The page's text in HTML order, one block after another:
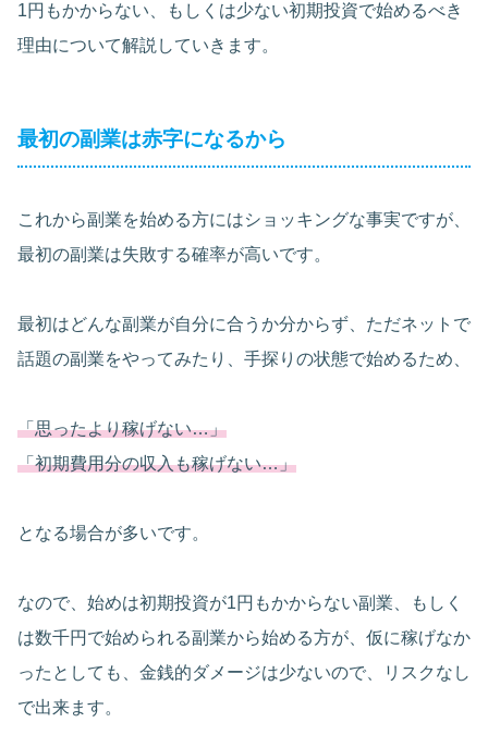
1円もかからない、もしくは少ない初期投資で始めるべき
理由について解説していきます。
最初の副業は赤字になるから
これから副業を始める方にはショッキングな事実ですが、
最初の副業は失敗する確率が高いです。
最初はどんな副業が自分に合うか分からず、ただネットで
話題の副業をやってみたり、手探りの状態で始めるため、
「思ったより稼げない…」
「初期費用分の収入も稼げない…」
となる場合が多いです。
なので、始めは初期投資が1円もかからない副業、もしく
は数千円で始められる副業から始める方が、仮に稼げなか
ったとしても、金銭的ダメージは少ないので、リスクなし
で出来ます。